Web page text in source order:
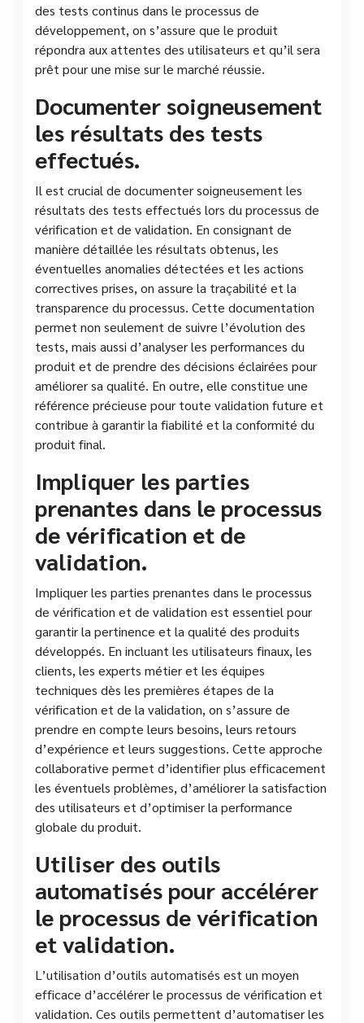
des tests continus dans le processus de
développement, on s’assure que le produit
répondra aux attentes des utilisateurs et qu’il sera
prêt pour une mise sur le marché réussie.
Documenter soigneusement
les résultats des tests
effectués.
Il est crucial de documenter soigneusement les
résultats des tests effectués lors du processus de
vérification et de validation. En consignant de
manière détaillée les résultats obtenus, les
éventuelles anomalies détectées et les actions
correctives prises, on assure la traçabilité et la
transparence du processus. Cette documentation
permet non seulement de suivre l’évolution des
tests, mais aussi d’analyser les performances du
produit et de prendre des décisions éclairées pour
améliorer sa qualité. En outre, elle constitue une
référence précieuse pour toute validation future et
contribue à garantir la fiabilité et la conformité du
produit final.
Impliquer les parties
prenantes dans le processus
de vérification et de
validation.
Impliquer les parties prenantes dans le processus
de vérification et de validation est essentiel pour
garantir la pertinence et la qualité des produits
développés. En incluant les utilisateurs finaux, les
clients, les experts métier et les équipes
techniques dès les premières étapes de la
vérification et de la validation, on s’assure de
prendre en compte leurs besoins, leurs retours
d’expérience et leurs suggestions. Cette approche
collaborative permet d’identifier plus efficacement
les éventuels problèmes, d’améliorer la satisfaction
des utilisateurs et d’optimiser la performance
globale du produit.
Utiliser des outils
automatisés pour accélérer
le processus de vérification
et validation.
L’utilisation d’outils automatisés est un moyen
efficace d’accélérer le processus de vérification et
validation. Ces outils permettent d’automatiser les